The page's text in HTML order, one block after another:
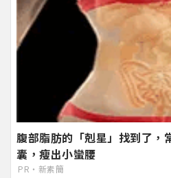
腹部脂肪的「剋星」找到了，
囊，瘦出小蠻腰
PR・新素簡